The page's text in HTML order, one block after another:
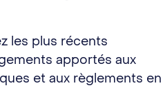
les plus récents
apportés aux
et aux règlements en